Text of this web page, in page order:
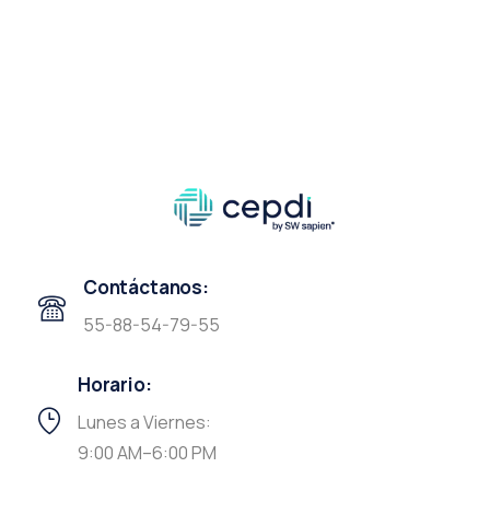
Contáctanos:
55-88-54-79-55
Horario:
Lunes a Viernes:
9:00 AM–6:00 PM